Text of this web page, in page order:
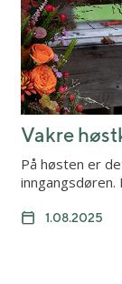
Vakre
På høsten er
1.08.2025